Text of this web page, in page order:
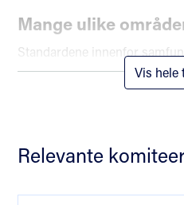
Vis hele
Mange ulike
Standardene innenfor
annet risikostyring,
kriseledelse og sikring av
daglige arbeidet og i møte
For virksomheter,
Relevante